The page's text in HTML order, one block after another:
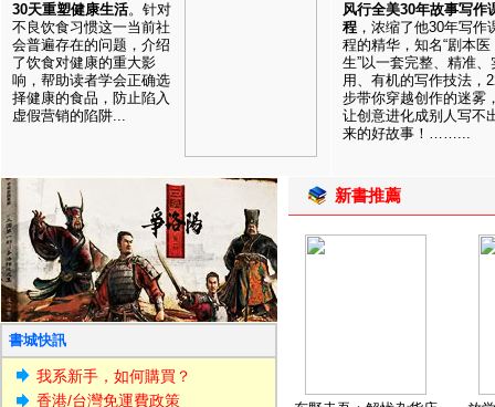
30天重塑健康生活。针对
不良饮食习惯这一当前社
会普遍存在的问题，介绍
了饮食对健康的重大影
响，帮助读者学会正确选
择健康的食品，防止陷入
虚假营销的陷阱...
风行全美30年故事写作
程 ，浓缩了他30年写作
程的精华，知名“剧本医
生”以一套完整、精准、
用、有机的写作技法，
步带你穿越创作的迷雾
让创意进化成别人写不
来的好故事！……...
書城快訊
我系新手，如何購買？
香港/台灣免運費政策
新書推薦